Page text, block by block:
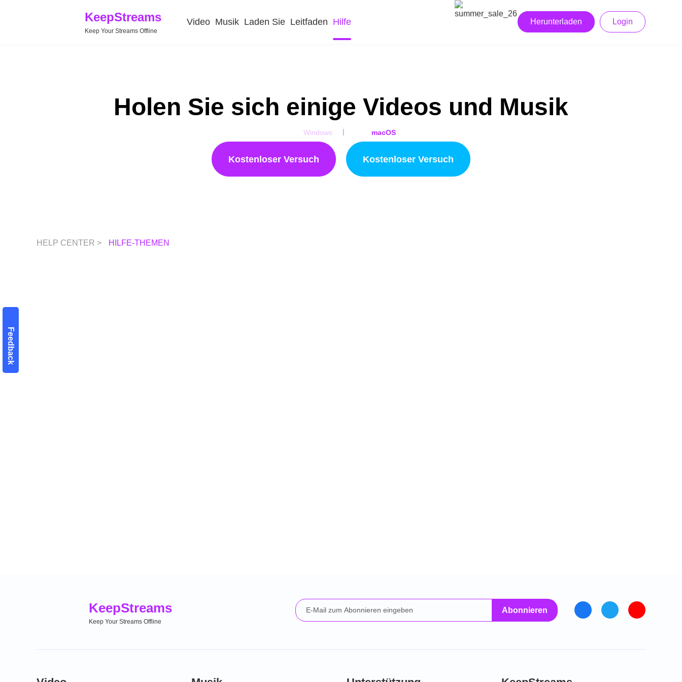
KeepStreams
Keep Your Streams Offline
Video Musik Laden Sie Leitfaden Hilfe Herunterladen Login
Holen Sie sich einige Videos und Musik
Windows | macOS
Kostenloser Versuch Kostenloser Versuch
HELP CENTER > HILFE-THEMEN
Feedback
KeepStreams
Keep Your Streams Offline
Abonnieren